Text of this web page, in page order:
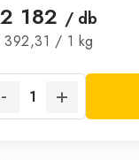
182 / db
392,31 / 1 kg